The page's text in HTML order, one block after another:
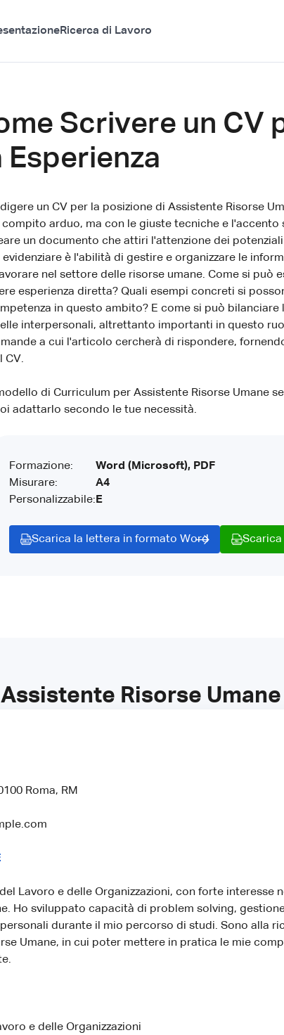
Ricerca di Lavoro
Scrivere un CV
Esperienza
un CV per la posizione di Assistente Risorse
compito arduo, ma con le giuste tecniche e
un documento che attiri l'attenzione dei
evidenziare è l'abilità di gestire e organizzare le
nel settore delle risorse umane. Come si può
esperienza diretta? Quali esempi concreti si
in questo ambito? E come si può
interpersonali, altrettanto importanti in questo
a cui l'articolo cercherà di rispondere,
CV.
di Curriculum per Assistente Risorse Umane
adattarlo secondo le tue necessità.
Formazione:
Misurare:
Personalizzabile:
Word (Microsoft), PDF
A4
E
Scarica la lettera in formato Word
Risorse
Roma, RM
Lavoro e delle Organizzazioni, con forte interesse
Ho sviluppato capacità di problem solving,
durante il mio percorso di studi. Sono alla
Umane, in cui poter mettere in pratica le mie
e delle Organizzazioni